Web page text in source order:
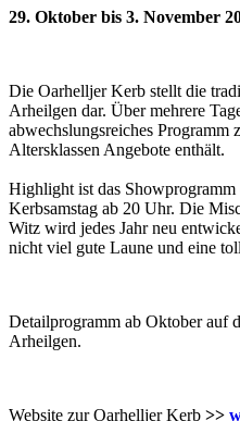
29. Oktober bis 3. November
Die Oarhelljer Kerb stellt die
Arheilgen dar. Über mehrere
abwechslungsreiches Programm
Altersklassen Angebote enthält.
Highlight ist das
Kerbsamstag ab 20 Uhr. Die
Witz wird jedes Jahr neu
nicht viel gute Laune und eine
Detailprogramm ab Oktober auf
Arheilgen.
Website zur Oarhelljer Kerb >>